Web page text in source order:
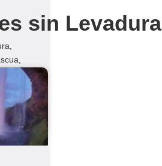
sin Levadura
un
con la